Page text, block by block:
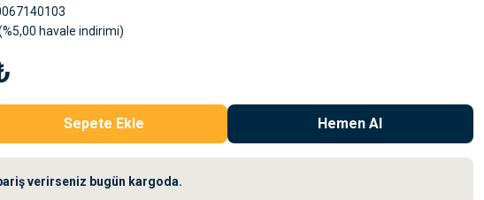
havale indirimi)
Sepete Ekle Hemen Al
verirseniz bugün kargoda.